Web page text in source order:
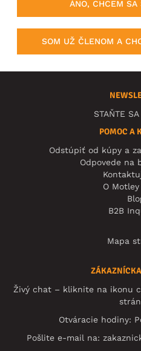
ÁNO, CHCEM SA
SOM UŽ ČLENOM A
STAŇTE
POMOC A
Odstúpiť od kúpy a
Odpovede na
O
B2B
Mapa
Živý chat – kliknite na ikonu
Otváracie hodiny:
Pošlite e-mail na: